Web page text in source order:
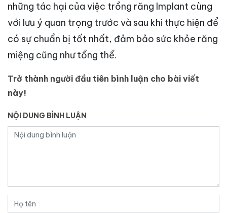
những tác hại của việc trồng răng Implant cùng
với lưu ý quan trọng trước và sau khi thực hiện để
có sự chuẩn bị tốt nhất, đảm bảo sức khỏe răng
miệng cũng như tổng thể.
Trở thành người đầu tiên bình luận cho bài viết
này!
NỘI DUNG BÌNH LUẬN